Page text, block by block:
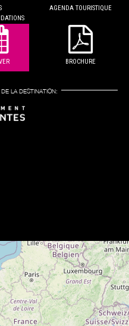
AGENDA TOURISTIQUE
BROCHURE
LA DESTINATION: